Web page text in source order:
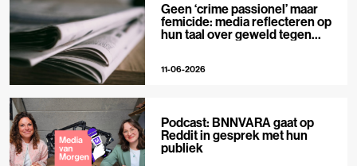
Geen ‘crime passionel’ maar
femicide: media reflecteren op
hun taal over geweld tegen
11-06-2026
Podcast: BNNVARA gaat op
Reddit in gesprek met hun
publiek